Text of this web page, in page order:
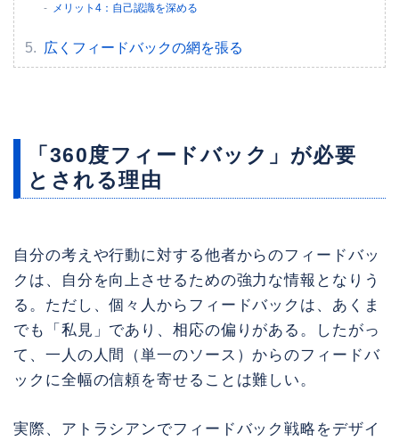
メリット4：自己認識を深める
広くフィードバックの網を張る
「360度フィードバック」が必要
とされる理由
自分の考えや行動に対する他者からのフィードバッ
クは、自分を向上させるための強力な情報となりう
る。ただし、個々人からフィードバックは、あくま
でも「私見」であり、相応の偏りがある。したがっ
て、一人の人間（単一のソース）からのフィードバ
ックに全幅の信頼を寄せることは難しい。
実際、アトラシアンでフィードバック戦略をデザイ